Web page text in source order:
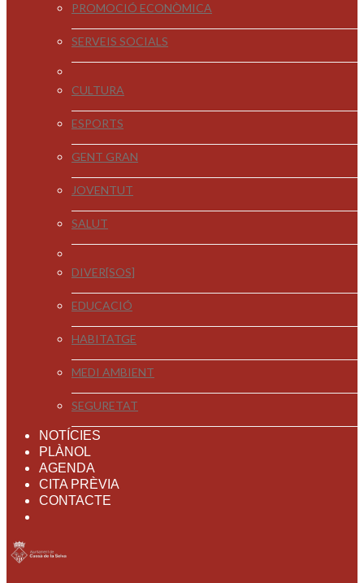
PROMOCIÓ ECONÒMICA
SERVEIS SOCIALS
CULTURA
ESPORTS
GENT GRAN
JOVENTUT
SALUT
DIVER[SOS]
EDUCACIÓ
HABITATGE
MEDI AMBIENT
SEGURETAT
NOTÍCIES
PLÀNOL
AGENDA
CITA PRÈVIA
CONTACTE